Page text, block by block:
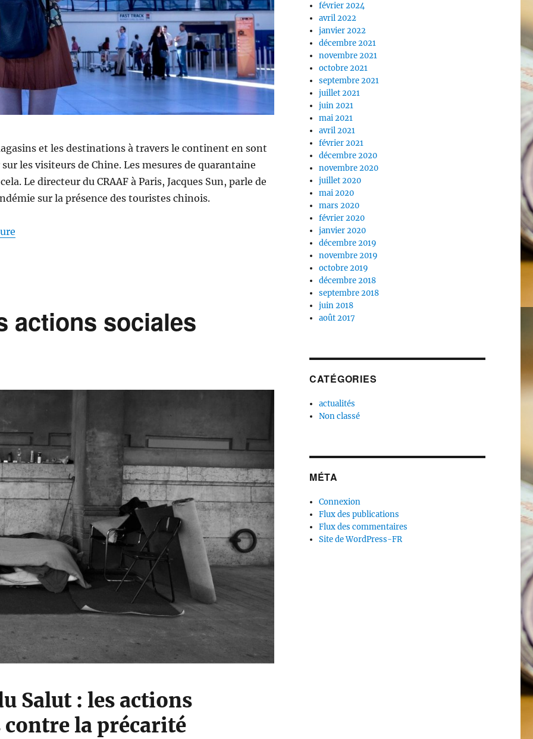
et les destinations à travers le continent en sont
les visiteurs de Chine. Les mesures de quarantaine
Le directeur du CRAAF à Paris, Jacques Sun, parle de
sur la présence des touristes chinois.
de « Jacques Sun explique comment le coronavirus vide l’Europe de ses touristes chinois »
actions sociales
Salut : les actions
contre la précarité
février 2024
avril 2022
janvier 2022
décembre 2021
novembre 2021
octobre 2021
septembre 2021
juillet 2021
juin 2021
mai 2021
avril 2021
février 2021
décembre 2020
novembre 2020
juillet 2020
mai 2020
mars 2020
février 2020
janvier 2020
décembre 2019
novembre 2019
octobre 2019
décembre 2018
septembre 2018
juin 2018
août 2017
CATÉGORIES
actualités
Non classé
MÉTA
Connexion
Flux des publications
Flux des commentaires
Site de WordPress-FR